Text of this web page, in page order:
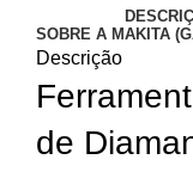
SOBRE A MAKITA
Descrição
de